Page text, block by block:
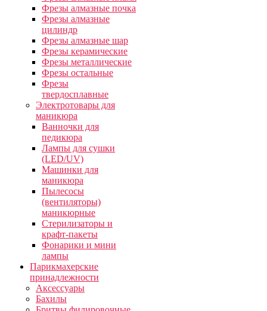
Фрезы алмазные почка
Фрезы алмазные
цилиндр
Фрезы алмазные шар
Фрезы керамические
Фрезы металлические
Фрезы остальные
Фрезы
твердосплавные
Электротовары для
маникюра
Ванночки для
педикюра
Лампы для сушки
(LED/UV)
Машинки для
маникюра
Пылесосы
(вентиляторы)
маникюрные
Стерилизаторы и
крафт-пакеты
Фонарики и мини
лампы
Парикмахерские
принадлежности
Аксессуары
Бахилы